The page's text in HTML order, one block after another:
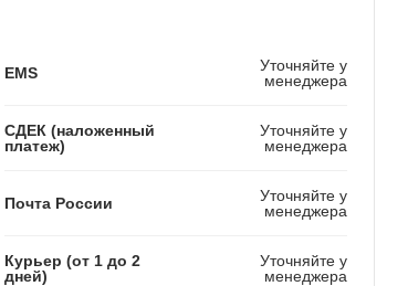
EMS
Уточняйте у
менеджера
СДЕК (наложенный
платеж)
Уточняйте у
менеджера
Почта России
Уточняйте у
менеджера
Курьер (от 1 до 2
дней)
Уточняйте у
менеджера